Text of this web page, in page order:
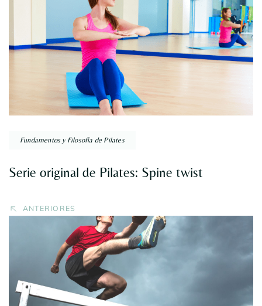
entradas
Fundamentos y Filosofía de Pilates
Serie original de Pilates: Spine twist
ANTERIORES